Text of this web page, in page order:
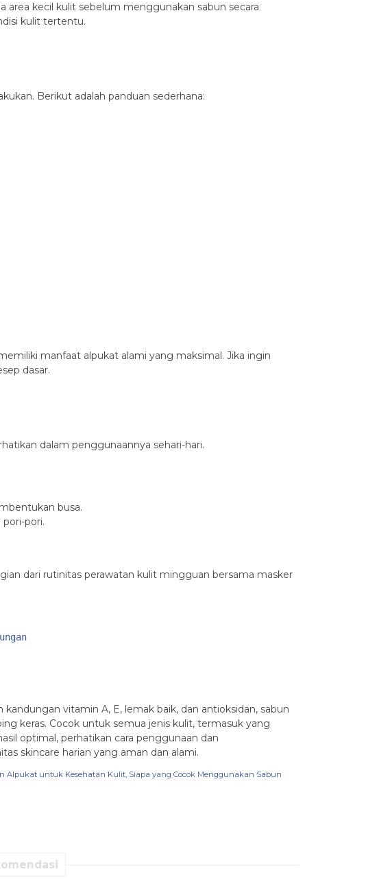
kecil kulit sebelum menggunakan sabun secara
kulit tertentu.
Berikut adalah panduan sederhana:
manfaat alpukat alami yang maksimal. Jika ingin
dasar.
dalam penggunaannya sehari-hari.
busa.
pori.
dari rutinitas perawatan kulit mingguan bersama masker
vitamin A, E, lemak baik, dan antioksidan, sabun
keras. Cocok untuk semua jenis kulit, termasuk yang
optimal, perhatikan cara penggunaan dan
skincare harian yang aman dan alami.
Alpukat untuk Kesehatan Kulit, Siapa yang Cocok Menggunakan Sabun